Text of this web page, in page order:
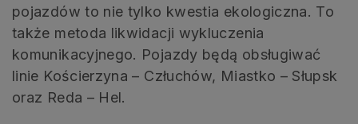
pojazdów to nie tylko kwestia ekologiczna. To
także metoda likwidacji wykluczenia
komunikacyjnego. Pojazdy będą obsługiwać
linie Kościerzyna – Człuchów, Miastko – Słupsk
oraz Reda – Hel.